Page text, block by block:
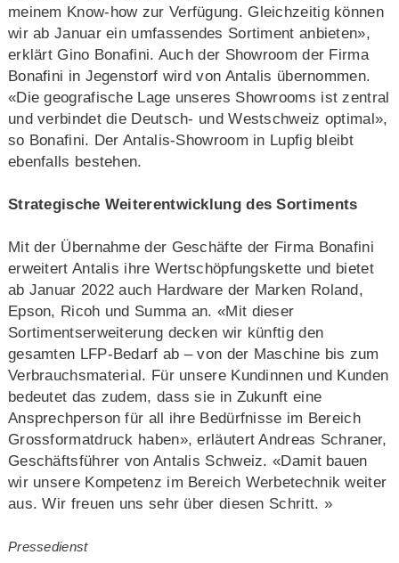
meinem Know-how zur Verfügung. Gleichzeitig können
wir ab Januar ein umfassendes Sortiment anbieten»,
erklärt Gino Bonafini. Auch der Showroom der Firma
Bonafini in Jegenstorf wird von Antalis übernommen.
«Die geografische Lage unseres Showrooms ist zentral
und verbindet die Deutsch- und Westschweiz optimal»,
so Bonafini. Der Antalis-Showroom in Lupfig bleibt
ebenfalls bestehen.
Strategische Weiterentwicklung des Sortiments
Mit der Übernahme der Geschäfte der Firma Bonafini
erweitert Antalis ihre Wertschöpfungskette und bietet
ab Januar 2022 auch Hardware der Marken Roland,
Epson, Ricoh und Summa an. «Mit dieser
Sortimentserweiterung decken wir künftig den
gesamten LFP-Bedarf ab – von der Maschine bis zum
Verbrauchsmaterial. Für unsere Kundinnen und Kunden
bedeutet das zudem, dass sie in Zukunft eine
Ansprechperson für all ihre Bedürfnisse im Bereich
Grossformatdruck haben», erläutert Andreas Schraner,
Geschäftsführer von Antalis Schweiz. «Damit bauen
wir unsere Kompetenz im Bereich Werbetechnik weiter
aus. Wir freuen uns sehr über diesen Schritt. »
Pressedienst